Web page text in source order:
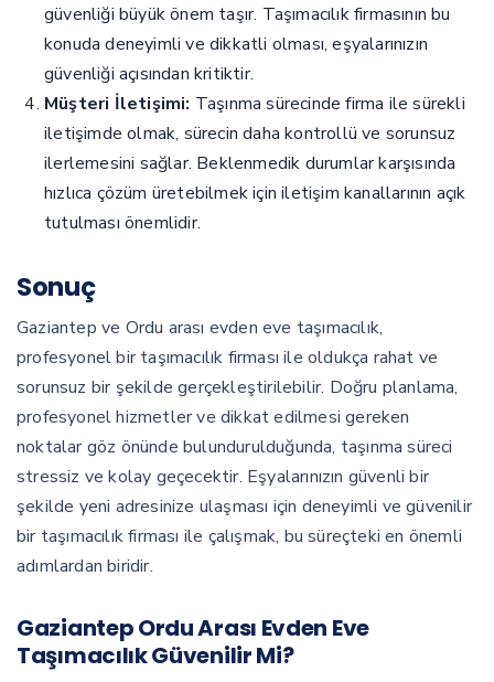
güvenliği büyük önem taşır. Taşımacılık firmasının bu
konuda deneyimli ve dikkatli olması, eşyalarınızın
güvenliği açısından kritiktir.
Müşteri İletişimi: Taşınma sürecinde firma ile sürekli
iletişimde olmak, sürecin daha kontrollü ve sorunsuz
ilerlemesini sağlar. Beklenmedik durumlar karşısında
hızlıca çözüm üretebilmek için iletişim kanallarının açık
tutulması önemlidir.
Sonuç
Gaziantep ve Ordu arası evden eve taşımacılık,
profesyonel bir taşımacılık firması ile oldukça rahat ve
sorunsuz bir şekilde gerçekleştirilebilir. Doğru planlama,
profesyonel hizmetler ve dikkat edilmesi gereken
noktalar göz önünde bulundurulduğunda, taşınma süreci
stressiz ve kolay geçecektir. Eşyalarınızın güvenli bir
şekilde yeni adresinize ulaşması için deneyimli ve güvenilir
bir taşımacılık firması ile çalışmak, bu süreçteki en önemli
adımlardan biridir.
Gaziantep Ordu Arası Evden Eve
Taşımacılık Güvenilir Mi?